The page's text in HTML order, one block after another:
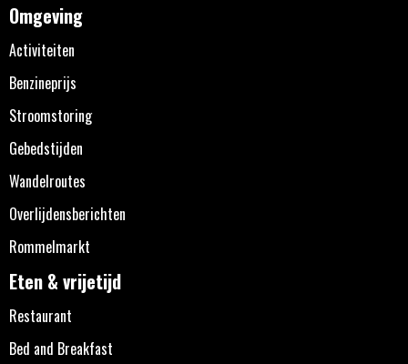
Omgeving
Activiteiten
Benzineprijs
Stroomstoring
Gebedstijden
Wandelroutes
Overlijdensberichten
Rommelmarkt
Eten & vrijetijd
Restaurant
Bed and Breakfast